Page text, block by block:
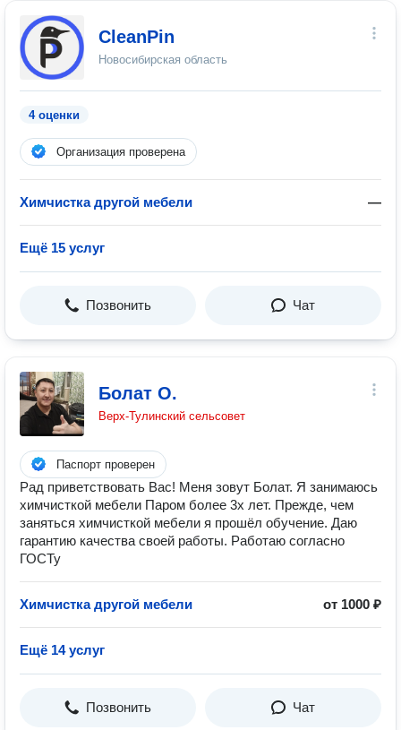
CleanPin
Новосибирская область
4 оценки
Организация проверена
Химчистка другой мебели —
Ещё 15 услуг
Позвонить Чат
Болат О.
Верх-Тулинский сельсовет
Паспорт проверен
Рад приветствовать Вас! Меня зовут Болат. Я занимаюсь
химчисткой мебели Паром более 3х лет. Прежде, чем
заняться химчисткой мебели я прошёл обучение. Даю
гарантию качества своей работы. Работаю согласно
ГОСТу
Химчистка другой мебели от 1000 ₽
Ещё 14 услуг
Позвонить Чат